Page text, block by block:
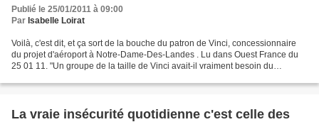
Publié le 25/01/2011 à 09:00
Par Isabelle Loirat
Voilà, c'est dit, et ça sort de la bouche du patron de Vinci, concessionnaire
du projet d'aéroport à Notre-Dame-Des-Landes . Lu dans Ouest France du
25 01 11. "Un groupe de la taille de Vinci avait-il vraiment besoin du
La vraie insécurité quotidienne c'est celle des